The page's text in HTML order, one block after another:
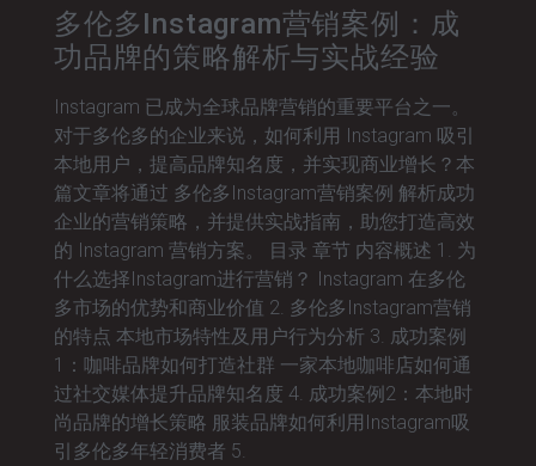
多伦多Instagram营销案例：成
功品牌的策略解析与实战经验
Instagram 已成为全球品牌营销的重要平台之一。
对于多伦多的企业来说，如何利用 Instagram 吸引
本地用户，提高品牌知名度，并实现商业增长？本
篇文章将通过 多伦多Instagram营销案例 解析成功
企业的营销策略，并提供实战指南，助您打造高效
的 Instagram 营销方案。 目录 章节 内容概述 1. 为
什么选择Instagram进行营销？ Instagram 在多伦
多市场的优势和商业价值 2. 多伦多Instagram营销
的特点 本地市场特性及用户行为分析 3. 成功案例
1：咖啡品牌如何打造社群 一家本地咖啡店如何通
过社交媒体提升品牌知名度 4. 成功案例2：本地时
尚品牌的增长策略 服装品牌如何利用Instagram吸
引多伦多年轻消费者 5.